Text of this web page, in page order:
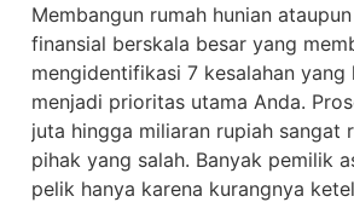
Membangun rumah hunian
finansial berskala besar yang
mengidentifikasi 7 kesalahan
menjadi prioritas utama Anda.
juta hingga miliaran rupiah sangat
pihak yang salah. Banyak pemilik
pelik hanya karena kurangnya